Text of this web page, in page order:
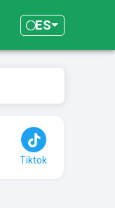
ES
Tiktok